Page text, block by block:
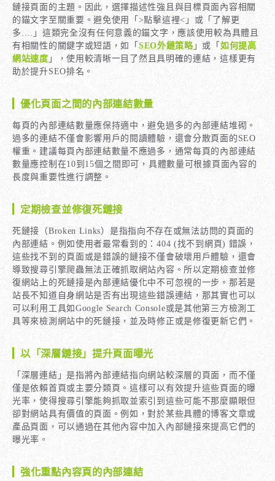
鏈接頁面的主題。因此，選擇描述性強且與目標頁面內容相關
的錨文字至關重要。避免使用「>點擊這裡<」或「了解更
多….」這類完全沒有任何意義的錨文字，應該使用較為具體且
有相關性的關鍵字或短語，如「 SEO外鏈策略」或「 如何提高
網站速度」，使用較清晰一目了然且具明確的連結，這樣更有
助於提升SEO排名。
優化頁面之間的內部連結數量
每頁的內部連結數量應保持適中，避免過多的內部連結堆砌。
過多的連結不僅會影響用戶的閱讀體驗，還會分散頁面的SEO
權重。建議每頁內部連結數量不應過多，通常每頁的內部連結
數量應控制在10到15個之間即可，具體數量可根據頁面內容的
長度與重要性進行調整。
定期檢查並修復死鏈接
死鏈接（Broken Links）是指指向不存在或無法訪問的頁面的
內部連結。例如使用者最常看到的：404 (找不到網頁) 錯誤，
這些找不到的頁面或是錯誤的鏈接不僅會破壞用戶體驗，還會
導致搜尋引擎爬蟲無法正確抓取網站內容。所以定期檢查並修
復網站上的死鏈接是內部連結優化中不可忽視的一步。那若是
站長不知道自身網站是否有出現這些錯誤連結，那其實也可以
可以利用工具如Google Search Console或是其他第三方檢測工
具等來檢測網站中的死鏈接，並及時修正或是修復更新它們。
以「深層鏈接」提升頁面曝光
「深層連結」是指將內部連結指向網站較深層的頁面，而不僅
僅是依賴首頁或主要分類頁。這樣可以有效提升這些頁面的曝
光率，使得搜尋引擎能夠抓取並索引到這些可能不那麼顯眼但
卻對網站具有價值的頁面。例如，對於某些具體的博客文章或
產品頁面，可以通過在其他內容中加入內部鏈接來提高它們的
曝光率。
強化重點內容頁的內部連結